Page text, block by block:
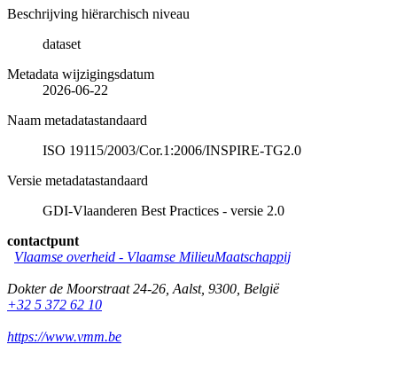
Beschrijving hiërarchisch niveau
dataset
Metadata wijzigingsdatum
2026-06-22
Naam metadatastandaard
ISO 19115/2003/Cor.1:2006/INSPIRE-TG2.0
Versie metadatastandaard
GDI-Vlaanderen Best Practices - versie 2.0
contactpunt
Vlaamse overheid - Vlaamse MilieuMaatschappij
Dokter de Moorstraat 24-26 Aalst, 9300 België
+32 5 372 62 10
https://www.vmm.be